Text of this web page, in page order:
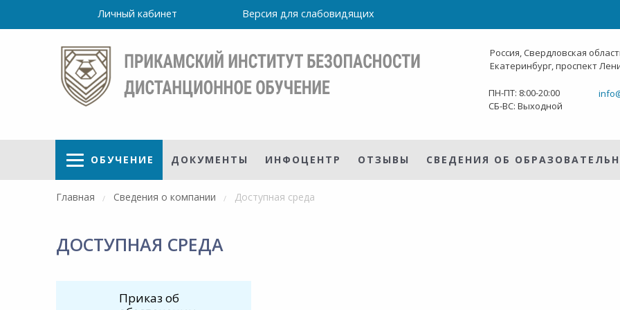
Режим
Личный кабинет Версия для слабовидящих
Россия, Свердловская
Екатеринбург, проспект
ПН-ПТ: 8:00-20:00
СБ-ВС: Выходной
ОБУЧЕНИЕ ДОКУМЕНТЫ ИНФОЦЕНТР ОТЗЫВЫ СВЕДЕНИЯ ОБ
Главная Сведения о компании Доступная среда
ДОСТУПНАЯ СРЕДА
Приказ об